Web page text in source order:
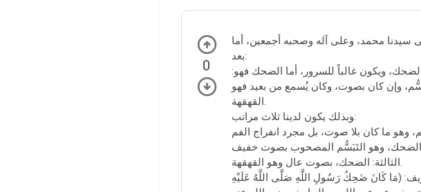
0
سيدنا محمد، وعلى آله وصحبه أجمعين، أما
بعد:
ويكون غالباً للسرور، أما الضحك فهو:
وإن كان بصوت، وكان يُسمع من بعيد فهو
القهقهة.
وبذلك يكون لدينا ثلاث مراتب:
الثالثة: الضحك، بصوت عال وهو القهقهة.
(مَا كَانَ ضَحِكُ رَسُولِ اللَّهِ صَلَّى اللَّهُ عَلَيْهِ